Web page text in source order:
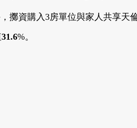
擲資購入3房單位與家人共享天
31.6%。